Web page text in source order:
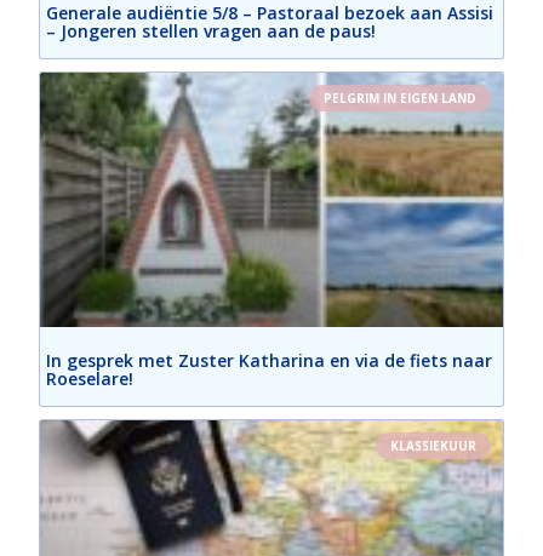
Generale audiëntie 5/8 – Pastoraal bezoek aan Assisi
– Jongeren stellen vragen aan de paus!
PELGRIM IN EIGEN LAND
In gesprek met Zuster Katharina en via de fiets naar
Roeselare!
KLASSIEKUUR